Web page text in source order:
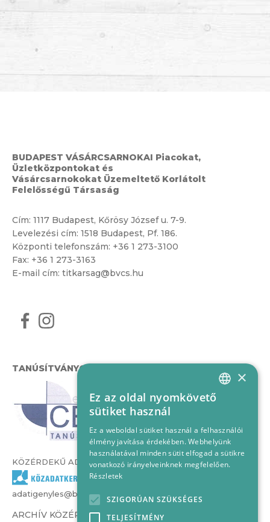
BUDAPEST VÁSÁRCSARNOKAI Piacokat,
Üzletközpontokat és
Vásárcsarnokokat Üzemeltető Korlátolt
Felelősségű Társaság
Cím: 1117 Budapest, Kőrösy József u. 7-9.
Levelezési cím: 1518 Budapest, Pf. 186.
Központi telefonszám: +36 1 273-3100
Fax: +36 1 273-3163
E-mail cím: titkarsag@bvcs.hu
TANÚSÍTVÁNYOK
KÖZÉRDEKŰ ADATOK
adatigenyles@bvcs.hu
ARCHÍV KÖZÉRDEKŰ ADATOK –
HUNGARIAN
×
Ez az oldal nyomkövető
sütiket használ
Ez a weboldal sütiket használ a felhasználói
élmény javítása érdekében. Webhelyünk
használatával minden sütit elfogad a sütikre
vonatkozó irányelveinknek megfelelően.
Részletek
SZIGORÚAN SZÜKSÉGES
TELJESÍTMÉNY